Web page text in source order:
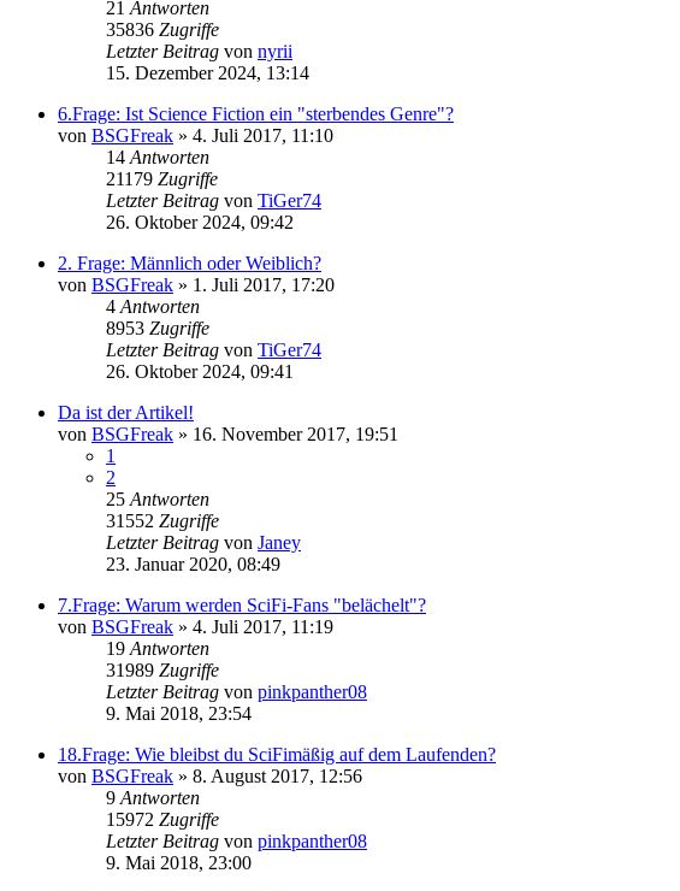
21 Antworten
35836 Zugriffe
Letzter Beitrag von nyrii
15. Dezember 2024, 13:14
6.Frage: Ist Science Fiction ein "sterbendes Genre"?
von BSGFreak » 4. Juli 2017, 11:10
14 Antworten
21179 Zugriffe
Letzter Beitrag von TiGer74
26. Oktober 2024, 09:42
2. Frage: Männlich oder Weiblich?
von BSGFreak » 1. Juli 2017, 17:20
4 Antworten
8953 Zugriffe
Letzter Beitrag von TiGer74
26. Oktober 2024, 09:41
Da ist der Artikel!
von BSGFreak » 16. November 2017, 19:51
1
2
25 Antworten
31552 Zugriffe
Letzter Beitrag von Janey
23. Januar 2020, 08:49
7.Frage: Warum werden SciFi-Fans "belächelt"?
von BSGFreak » 4. Juli 2017, 11:19
19 Antworten
31989 Zugriffe
Letzter Beitrag von pinkpanther08
9. Mai 2018, 23:54
18.Frage: Wie bleibst du SciFimäßig auf dem Laufenden?
von BSGFreak » 8. August 2017, 12:56
9 Antworten
15972 Zugriffe
Letzter Beitrag von pinkpanther08
9. Mai 2018, 23:00